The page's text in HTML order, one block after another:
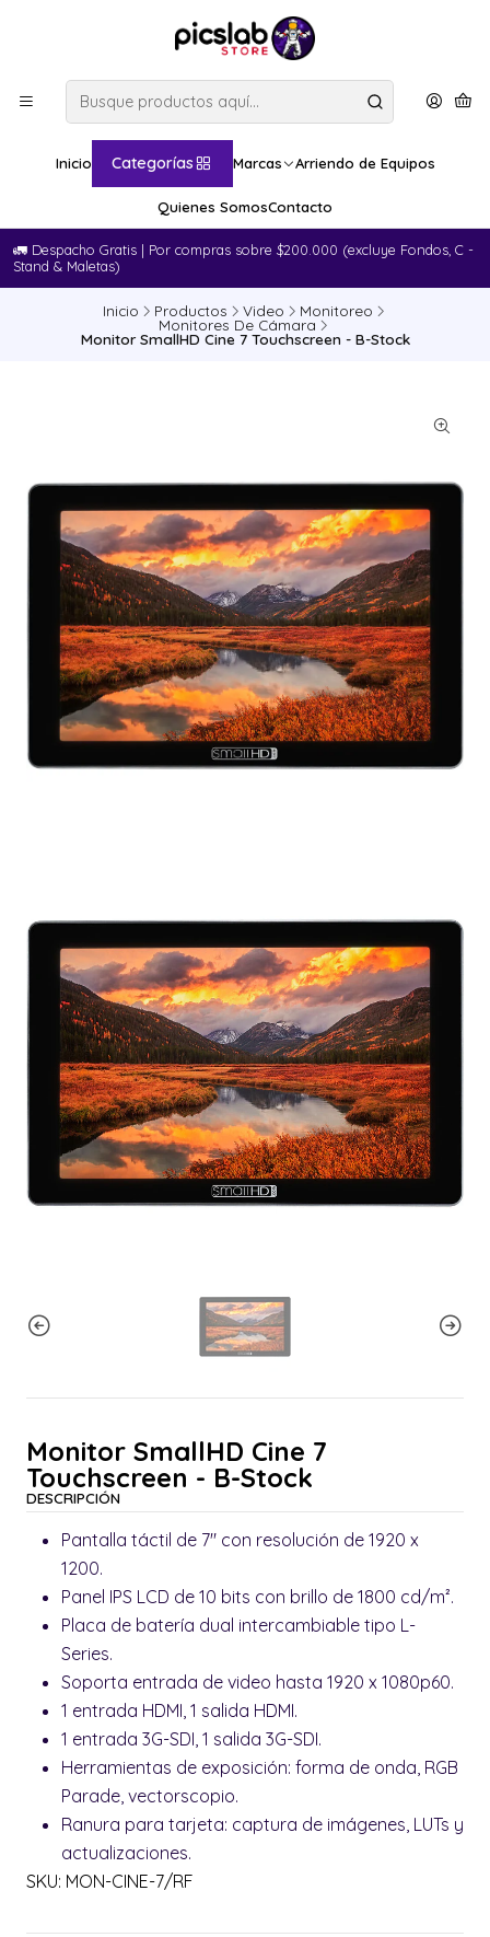
Inicio Categorías Marcas Arriendo de Equipos
Quienes SomosContacto
🚛​ Despacho Gratis | Por compras sobre $200.000 (excluye Fondos, C -
Stand & Maletas)
Inicio Productos Video Monitoreo
Monitores De Cámara
Monitor SmallHD Cine 7 Touchscreen - B-Stock
Monitor SmallHD Cine 7
Touchscreen - B-Stock
DESCRIPCIÓN
Pantalla táctil de 7" con resolución de 1920 x
1200.
Panel IPS LCD de 10 bits con brillo de 1800 cd/m².
Placa de batería dual intercambiable tipo L-
Series.
Soporta entrada de video hasta 1920 x 1080p60.
1 entrada HDMI, 1 salida HDMI.
1 entrada 3G-SDI, 1 salida 3G-SDI.
Herramientas de exposición: forma de onda, RGB
Parade, vectorscopio.
Ranura para tarjeta: captura de imágenes, LUTs y
actualizaciones.
SKU: MON-CINE-7/RF